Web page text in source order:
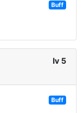
Buff
lv 5
Buff